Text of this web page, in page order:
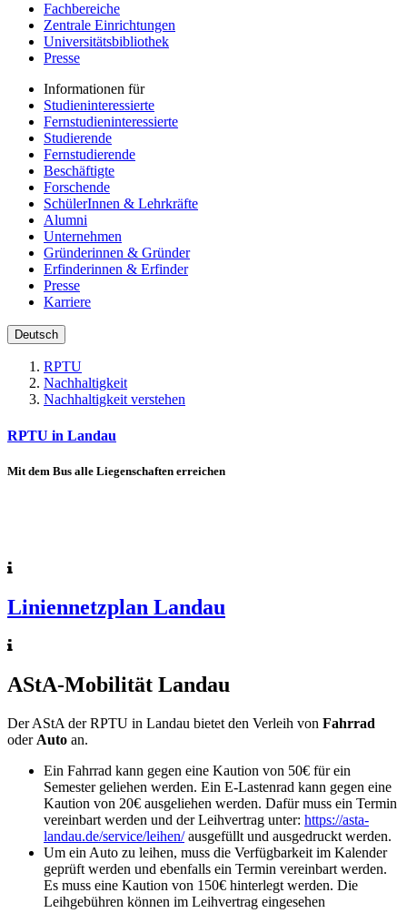
Fachbereiche
Zentrale Einrichtungen
Universitätsbibliothek
Presse
Informationen für
Studieninteressierte
Fernstudieninteressierte
Studierende
Fernstudierende
Beschäftigte
Forschende
SchülerInnen & Lehrkräfte
Alumni
Unternehmen
Gründerinnen & Gründer
Erfinderinnen & Erfinder
Presse
Karriere
Deutsch
RPTU
Nachhaltigkeit
Nachhaltigkeit verstehen
RPTU in Landau
Mit dem Bus alle Liegenschaften erreichen
Liniennetzplan Landau
AStA-Mobilität Landau
Der AStA der RPTU in Landau bietet den Verleih von Fahrrad
oder Auto an.
Ein Fahrrad kann gegen eine Kaution von 50€ für ein
Semester geliehen werden. Ein E-Lastenrad kann gegen eine
Kaution von 20€ ausgeliehen werden. Dafür muss ein Termin
vereinbart werden und der Leihvertrag unter: https://asta-
landau.de/service/leihen/ausgefüllt und ausgedruckt werden.
Um ein Auto zu leihen, muss die Verfügbarkeit im Kalender
geprüft werden und ebenfalls ein Termin vereinbart werden.
Es muss eine Kaution von 150€ hinterlegt werden. Die
Leihgebühren können im Leihvertrag eingesehen